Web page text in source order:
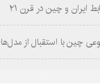
ایران و چین در قرن ۲۱
چین با استقبال از